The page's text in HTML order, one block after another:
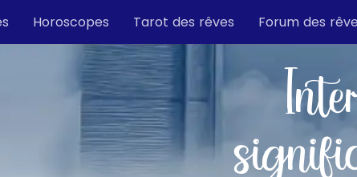
Horoscopes Tarot des rêves Forum des